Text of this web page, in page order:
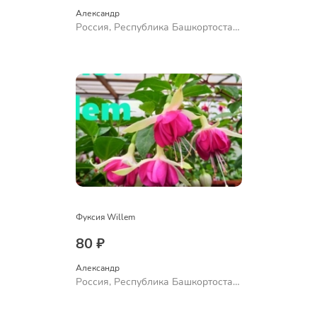
Александр
Россия, Республика Башкортостан,
Фуксия Willem
80 ₽
Александр
Россия, Республика Башкортостан,